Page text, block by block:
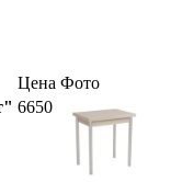
Цена Фото
6650